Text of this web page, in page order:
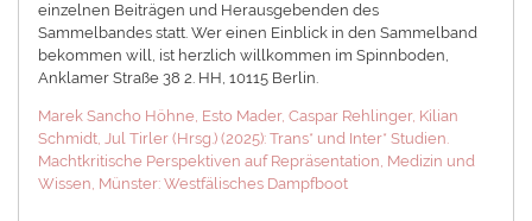
einzelnen Beiträgen und Herausgebenden des
Sammelbandes statt. Wer einen Einblick in den Sammelband
bekommen will, ist herzlich willkommen im Spinnboden,
Anklamer Straße 38 2. HH, 10115 Berlin.
Marek Sancho Höhne, Esto Mader, Caspar Rehlinger, Kilian
Schmidt, Jul Tirler (Hrsg.) (2025): Trans* und Inter* Studien.
Machtkritische Perspektiven auf Repräsentation, Medizin und
Wissen, Münster: Westfälisches Dampfboot